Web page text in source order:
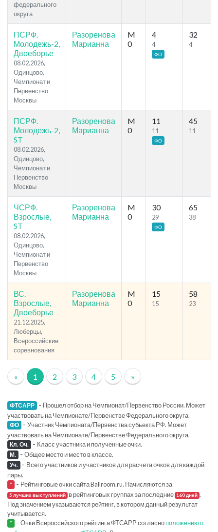
федерального
округа
ПСРФ.
Молодежь-2,
Двоеборье
08.02.2026,
Одинцово,
Чемпионат и
Первенство
Москвы
Разоренова
Марианна
M
0
4
4
ФО
32
4
ПСРФ.
Молодежь-2,
ST
08.02.2026,
Одинцово,
Чемпионат и
Первенство
Москвы
Разоренова
Марианна
M
0
11
11
ФО
45
11
ЧСРФ.
Взрослые,
ST
08.02.2026,
Одинцово,
Чемпионат и
Первенство
Москвы
Разоренова
Марианна
M
0
30
29
ФО
65
38
ВС.
Взрослые,
Двоеборье
21.12.2025,
Люберцы,
Всероссийские
соревнования
Разоренова
Марианна
M
0
15
15
58
23
« 1 2 3 4 5 »
ФТСАРР - Прошел отбор на Чемпионат/Первенство России. Может
участвовать на Чемпионате/Первенстве Федерального округа.
ФО - Участник Чемпионата/Первенства субьекта РФ. Может
участвовать на Чемпионате/Первенстве Федерального округа.
Кл. Оч. - Класс участника и полученные очки.
М. - Общее место и место в классе.
Уч. - Всего участников и участников для расчета очков для каждой
пары.
* - Рейтинговые очки сайта Ballroom.ru. Начисляются за
5 лучших выступлений в рейтинговых группах за последние 160 дней .
Под значением указываются рейтинг, в котором данный результат
учитывается.
* - Очки Всероссийского рейтинга ФТСАРР согласноположению о